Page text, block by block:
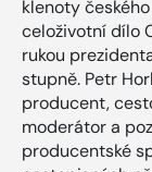
klenoty
celoživotní dílo
rukou
stupně. Petr
producent,
moderátor a
producentské